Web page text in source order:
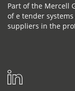
Part of the Mercell
of e tender
suppliers in the